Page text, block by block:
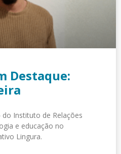
Destaque:
do Instituto de Relações
e educação no
Lingura.